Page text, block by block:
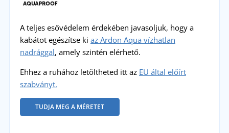
A teljes esővédelem érdekében javasoljuk, hogy a
kabátot egészítse ki az Ardon Aqua vízhatlan
nadrággal, amely szintén elérhető.
Ehhez a ruhához letöltheted itt az EU által előírt
szabványt.
TUDJA MEG A MÉRETET